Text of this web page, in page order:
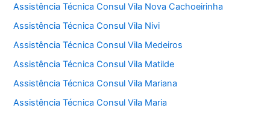
Assistência Técnica Consul Vila Nova Cachoeirinha
Assistência Técnica Consul Vila Nivi
Assistência Técnica Consul Vila Medeiros
Assistência Técnica Consul Vila Matilde
Assistência Técnica Consul Vila Mariana
Assistência Técnica Consul Vila Maria